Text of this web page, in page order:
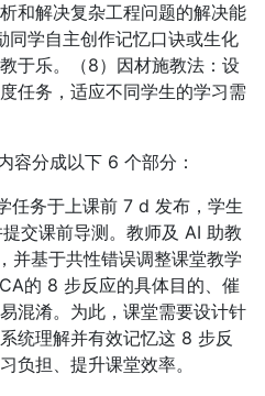
和解决复杂工程问题的解决能
同学自主创作记忆口诀或生化
于乐。（8）因材施教法：设
任务，适应不同学生的学习需
容分成以下 6 个部分：
任务于上课前 7 d 发布，学生
交课前导测。教师及 AI 助教
并基于共性错误调整课堂教学
的 8 步反应的具体目的、催
混淆。为此，课堂需要设计针
统理解并有效记忆这 8 步反
负担、提升课堂效率。